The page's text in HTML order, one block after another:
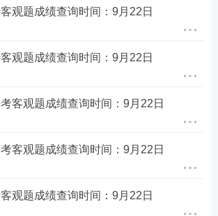
观题成绩查询时间：9月22日
观题成绩查询时间：9月22日
客观题成绩查询时间：9月22日
客观题成绩查询时间：9月22日
观题成绩查询时间：9月22日